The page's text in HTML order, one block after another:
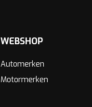
WEBSHOP
Automerken
Motormerken